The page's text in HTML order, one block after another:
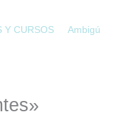
Y CURSOS Ambigú